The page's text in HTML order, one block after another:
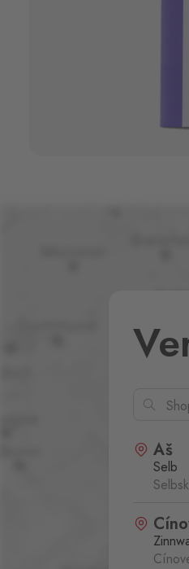
Aš
Selb